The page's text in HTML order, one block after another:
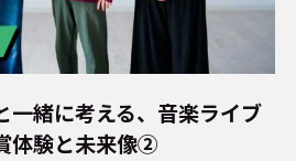
一緒に考える、音楽ライブ
体験と未来像②